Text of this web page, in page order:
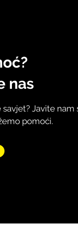
nas
Javite nam
pomoći.